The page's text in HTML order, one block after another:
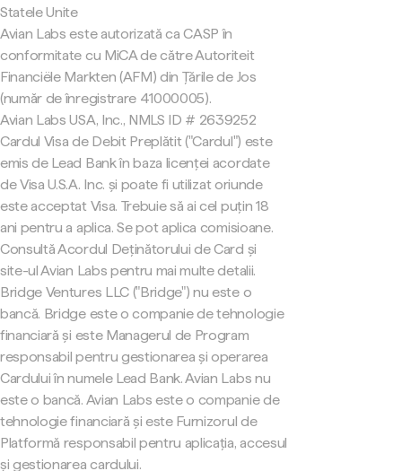
Statele Unite
Avian Labs este autorizată ca CASP în
conformitate cu MiCA de către Autoriteit
Financiële Markten (AFM) din Țările de Jos
(număr de înregistrare 41000005).
Avian Labs USA, Inc., NMLS ID # 2639252
Cardul Visa de Debit Preplătit ("Cardul") este
emis de Lead Bank în baza licenței acordate
de Visa U.S.A. Inc. și poate fi utilizat oriunde
este acceptat Visa. Trebuie să ai cel puțin 18
ani pentru a aplica. Se pot aplica comisioane.
Consultă Acordul Deținătorului de Card și
site-ul Avian Labs pentru mai multe detalii.
Bridge Ventures LLC ("Bridge") nu este o
bancă. Bridge este o companie de tehnologie
financiară și este Managerul de Program
responsabil pentru gestionarea și operarea
Cardului în numele Lead Bank. Avian Labs nu
este o bancă. Avian Labs este o companie de
tehnologie financiară și este Furnizorul de
Platformă responsabil pentru aplicația, accesul
și gestionarea cardului.